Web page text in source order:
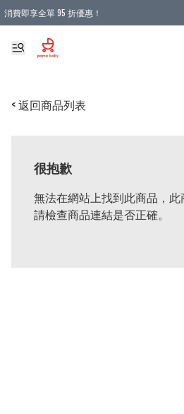
消費即享全單 95 折優惠！
購物滿 HKD 900.00即享免運費優惠！（適用於
< 返回商品列表
很抱歉
無法在網站上找到此商品，此
請檢查商品連結是否正確。